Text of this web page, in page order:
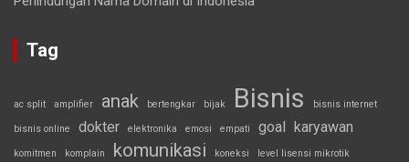
Tag
ac split amplifier anak bertengkar bijak Bisnis bisnis internet
bisnis online dokter elektronika emosi empati goal karyawan
komitmen komplain komunikasi koneksi level lisensi mikrotik